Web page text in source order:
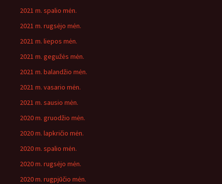
2021 m. spalio mėn.
2021 m. rugsėjo mėn.
2021 m. liepos mėn.
2021 m. gegužės mėn.
2021 m. balandžio mėn.
2021 m. vasario mėn.
2021 m. sausio mėn.
2020 m. gruodžio mėn.
2020 m. lapkričio mėn.
2020 m. spalio mėn.
2020 m. rugsėjo mėn.
2020 m. rugpjūčio mėn.